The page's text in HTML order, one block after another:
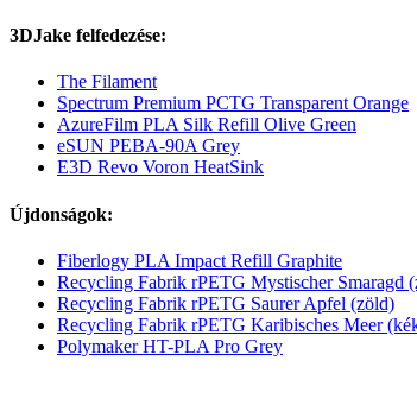
3DJake felfedezése:
The Filament
Spectrum Premium PCTG Transparent Orange
AzureFilm PLA Silk Refill Olive Green
eSUN PEBA-90A Grey
E3D Revo Voron HeatSink
Újdonságok:
Fiberlogy PLA Impact Refill Graphite
Recycling Fabrik rPETG Mystischer Smaragd
Recycling Fabrik rPETG Saurer Apfel (zöld)
Recycling Fabrik rPETG Karibisches Meer
Polymaker HT-PLA Pro Grey